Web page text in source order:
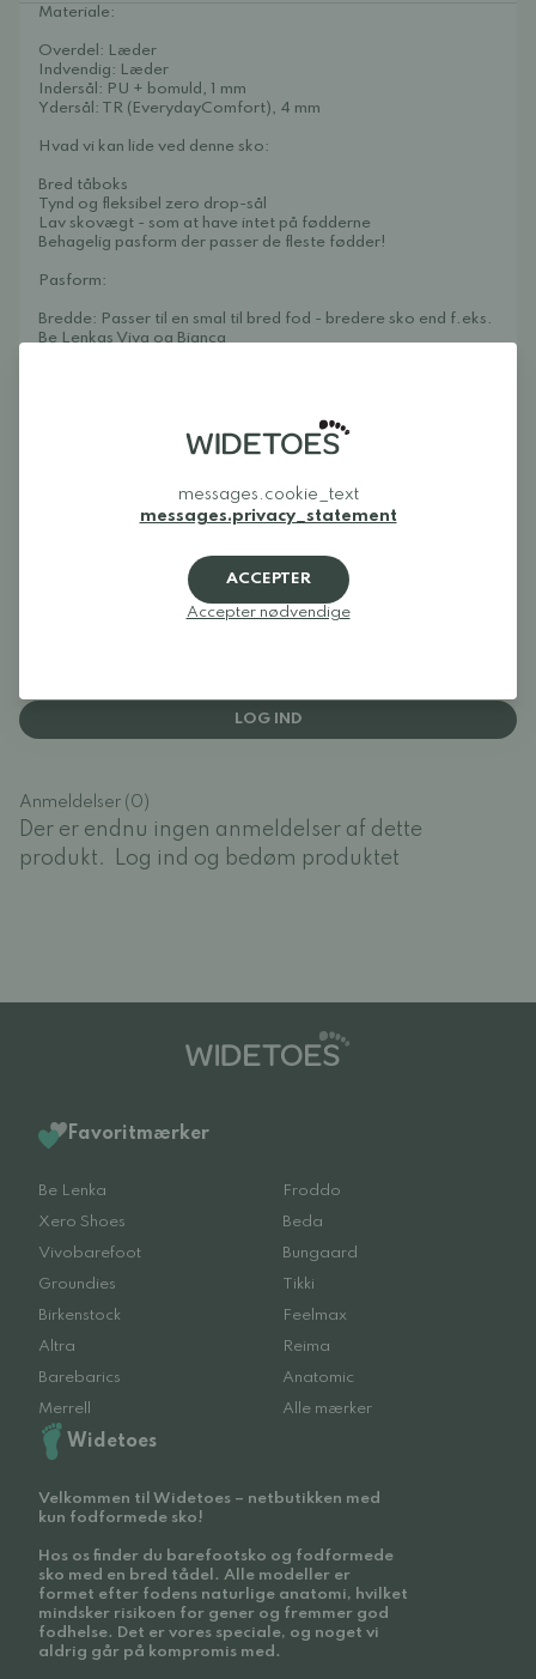
Materiale:
Overdel: Læder
Indvendig: Læder
Indersål: PU + bomuld, 1 mm
Ydersål: TR (EverydayComfort), 4 mm
Hvad vi kan lide ved denne sko:
Bred tåboks
Tynd og fleksibel zero drop-sål
Lav skovægt - som at have intet på fødderne
Behagelig pasform der passer de fleste fødder!
Pasform:
Bredde: Passer til en smal til bred fod - bredere sko end f.eks.
Be Lenkas Viva og Bianca
europæiske regler vedrørende sundhed, sikkerhed og kvalitet.
Plejeinstruktioner: Tør ren med en fugtig klud. Behandl
så læderet får længere holdbarhed og bedre tåler fugt og
LOG IND
Anmeldelser (0)
Der er endnu ingen anmeldelser af dette
produkt.
Log ind og bedøm produktet
Favoritmærker
Be Lenka
Froddo
Xero Shoes
Beda
Vivobarefoot
Bungaard
Groundies
Tikki
Birkenstock
Feelmax
Altra
Reima
Barebarics
Anatomic
Merrell
Alle mærker
Widetoes
Velkommen til Widetoes – netbutikken med
kun fodformede sko!
Hos os finder du barefootsko og fodformede
sko med en bred tådel. Alle modeller er
formet efter fodens naturlige anatomi, hvilket
mindsker risikoen for gener og fremmer god
fodhelse. Det er vores speciale, og noget vi
aldrig går på kompromis med.
messages.cookie_text
messages.privacy_statement
ACCEPTER
Accepter nødvendige